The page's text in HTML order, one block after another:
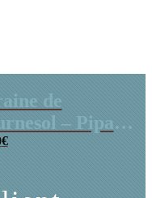
de
– Pipas
€